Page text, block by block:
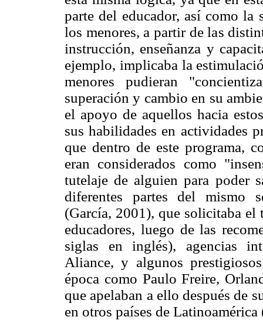
parte del educador, así como la
los menores, a partir de las
instrucción, enseñanza y
ejemplo, implicaba la
menores pudieran
superación y cambio en su
el apoyo de aquellos hacia
sus habilidades en actividades
que dentro de este programa,
eran considerados como
tutelaje de alguien para poder
diferentes partes del mismo
(García, 2001), que solicitaba
educadores, luego de las
siglas en inglés), agencias
Aliance, y algunos
época como Paulo Freire,
que apelaban a ello después de
en otros países de